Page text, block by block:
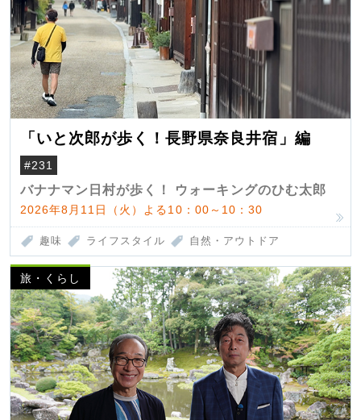
「いと次郎が歩く！長野県奈良井宿」編
#231
バナナマン日村が歩く！ ウォーキングのひむ太郎
2026年8月11日（火）よる10：00～10：30
趣味 ライフスタイル 自然・アウトドア
旅・くらし